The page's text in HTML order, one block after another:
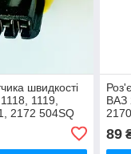
швидкості
1119,
2172 504SQ
ВАЗ
89